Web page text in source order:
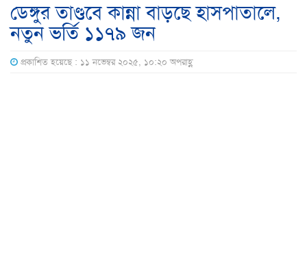
ডেঙ্গুর তাণ্ডবে কান্না বাড়ছে হাসপাতালে,
নতুন ভর্তি ১১৭৯ জন
প্রকাশিত হয়েছে : ১১ নভেম্বর ২০২৫, ১০:২০ অপরাহ্ণ